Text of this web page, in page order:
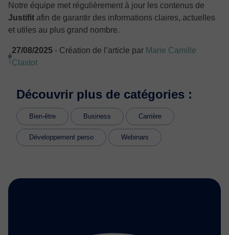
Notre équipe met régulièrement à jour les contenus de
Justifit afin de garantir des informations claires, actuelles
et utiles au plus grand nombre.
27/08/2025 - Création de l’article par Marie Camille
Clastot
Découvrir plus de catégories :
Bien-être Business Carrière
Développement perso Webinars